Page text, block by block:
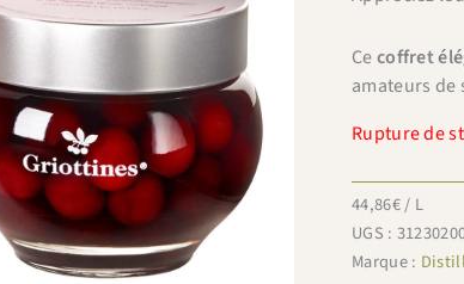
Cecoffret
amateurs de
Rupture de
44,86€/ L
UGS :
Marque :